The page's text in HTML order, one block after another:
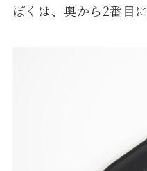
ぼくは、奥から2番目